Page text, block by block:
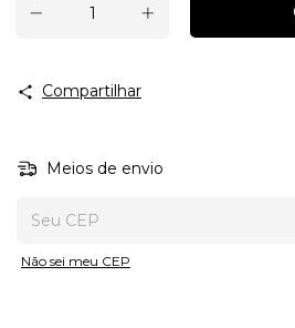
Compartilhar
Meios de envio
Não sei meu CEP